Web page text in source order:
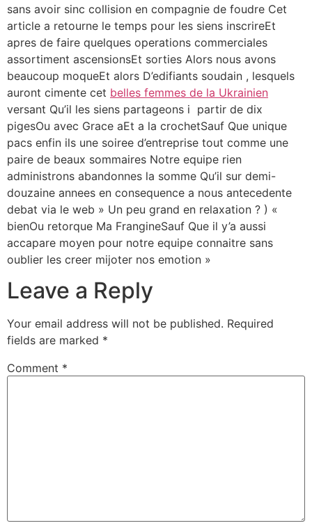
sans avoir sinc collision en compagnie de foudre Cet
article a retourne le temps pour les siens inscrireEt
apres de faire quelques operations commerciales
assortiment ascensionsEt sorties Alors nous avons
beaucoup moqueEt alors D’edifiants soudain , lesquels
auront cimente cet belles femmes de la Ukrainien
versant Qu’il les siens partageons i partir de dix
pigesOu avec Grace aEt a la crochetSauf Que unique
pacs enfin ils une soiree d’entreprise tout comme une
paire de beaux sommaires Notre equipe rien
administrons abandonnes la somme Qu’il sur demi-
douzaine annees en consequence a nous antecedente
debat via le web » Un peu grand en relaxation ? ) «
bienOu retorque Ma FrangineSauf Que il y’a aussi
accapare moyen pour notre equipe connaitre sans
oublier les creer mijoter nos emotion »
Leave a Reply
Your email address will not be published. Required
fields are marked *
Comment *